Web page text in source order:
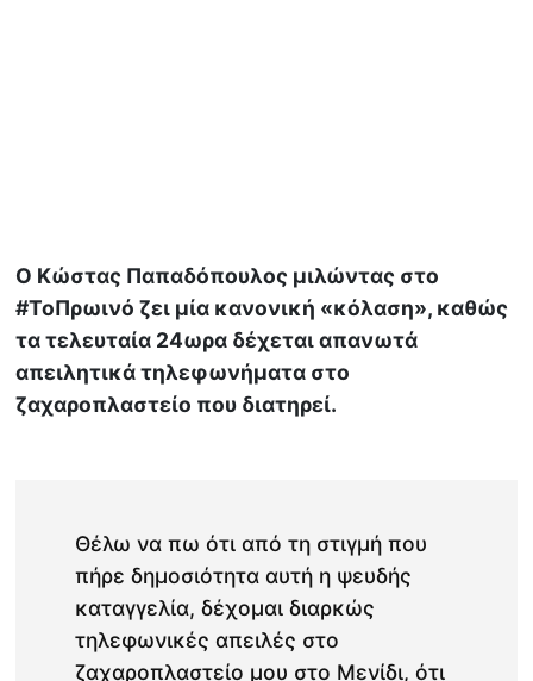
Ο Κώστας Παπαδόπουλος μιλώντας στο
#ΤοΠρωινό ζει μία κανονική «κόλαση», καθώς
τα τελευταία 24ωρα δέχεται απανωτά
απειλητικά τηλεφωνήματα στο
ζαχαροπλαστείο που διατηρεί.
Θέλω να πω ότι από τη στιγμή που
πήρε δημοσιότητα αυτή η ψευδής
καταγγελία, δέχομαι διαρκώς
τηλεφωνικές απειλές στο
ζαχαροπλαστείο μου στο Μενίδι, ότι